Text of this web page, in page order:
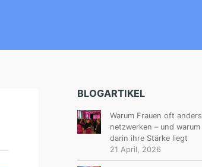
BLOGARTIKEL
Warum Frauen oft anders
netzwerken – und warum
darin ihre Stärke liegt
21 April, 2026